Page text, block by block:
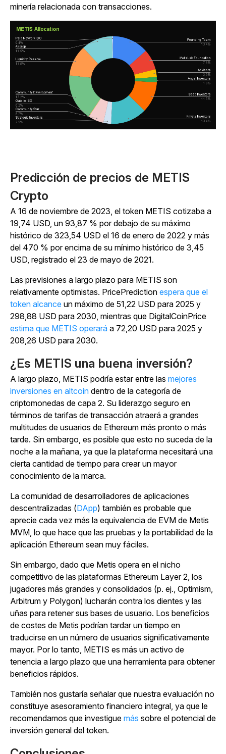
minería relacionada con transacciones.
Predicción de precios de METIS
Crypto
A 16 de noviembre de 2023, el token METIS cotizaba a
19,74 USD, un 93,87 % por debajo de su máximo
histórico de 323,54 USD el 16 de enero de 2022 y más
del 470 % por encima de su mínimo histórico de 3,45
USD, registrado el 23 de mayo de 2021.
Las previsiones a largo plazo para METIS son
relativamente optimistas. PricePrediction espera que el
token alcance un máximo de 51,22 USD para 2025 y
298,88 USD para 2030, mientras que DigitalCoinPrice
estima que METIS operará a 72,20 USD para 2025 y
208,26 USD para 2030.
¿Es METIS una buena inversión?
A largo plazo, METIS podría estar entre las mejores
inversiones en altcoin dentro de la categoría de
criptomonedas de capa 2. Su liderazgo seguro en
términos de tarifas de transacción atraerá a grandes
multitudes de usuarios de Ethereum más pronto o más
tarde. Sin embargo, es posible que esto no suceda de la
noche a la mañana, ya que la plataforma necesitará una
cierta cantidad de tiempo para crear un mayor
conocimiento de la marca.
La comunidad de desarrolladores de aplicaciones
descentralizadas (DApp) también es probable que
aprecie cada vez más la equivalencia de EVM de Metis
MVM, lo que hace que las pruebas y la portabilidad de la
aplicación Ethereum sean muy fáciles.
Sin embargo, dado que Metis opera en el nicho
competitivo de las plataformas Ethereum Layer 2, los
jugadores más grandes y consolidados (p. ej., Optimism,
Arbitrum y Polygon) lucharán contra los dientes y las
uñas para retener sus bases de usuario. Los beneficios
de costes de Metis podrían tardar un tiempo en
traducirse en un número de usuarios significativamente
mayor. Por lo tanto, METIS es más un activo de
tenencia a largo plazo que una herramienta para obtener
beneficios rápidos.
También nos gustaría señalar que nuestra evaluación no
constituye asesoramiento financiero integral, ya que le
recomendamos que investigue más sobre el potencial de
inversión general del token.